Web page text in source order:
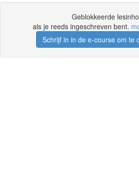
Geblokkeerde
als je reeds ingeschreven bent.
Schrijf in in de e-course om te